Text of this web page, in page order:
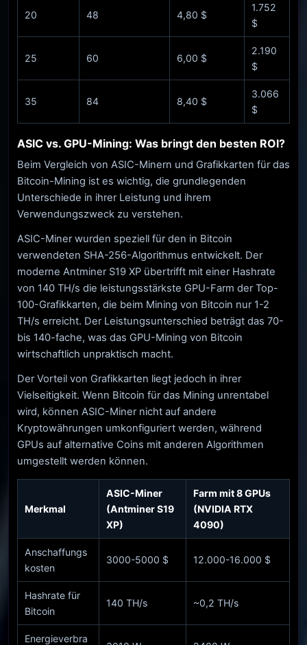
20 48 4,80 $
1.752
$
25 60 6,00 $
2.190
$
35 84 8,40 $
3.066
$
ASIC vs. GPU-Mining: Was bringt den besten ROI?
Beim Vergleich von ASIC-Minern und Grafikkarten für das
Bitcoin-Mining ist es wichtig, die grundlegenden
Unterschiede in ihrer Leistung und ihrem
Verwendungszweck zu verstehen.
ASIC-Miner wurden speziell für den in Bitcoin
verwendeten SHA-256-Algorithmus entwickelt. Der
moderne Antminer S19 XP übertrifft mit einer Hashrate
von 140 TH/s die leistungsstärkste GPU-Farm der Top-
100-Grafikkarten, die beim Mining von Bitcoin nur 1-2
TH/s erreicht. Der Leistungsunterschied beträgt das 70-
bis 140-fache, was das GPU-Mining von Bitcoin
wirtschaftlich unpraktisch macht.
Der Vorteil von Grafikkarten liegt jedoch in ihrer
Vielseitigkeit. Wenn Bitcoin für das Mining unrentabel
wird, können ASIC-Miner nicht auf andere
Kryptowährungen umkonfiguriert werden, während
GPUs auf alternative Coins mit anderen Algorithmen
umgestellt werden können.
Merkmal
ASIC-Miner
(Antminer S19
XP)
Farm mit 8 GPUs
(NVIDIA RTX
4090)
Anschaffungs
kosten
3000-5000 $ 12.000-16.000 $
Hashrate für
Bitcoin
140 TH/s ~0,2 TH/s
Energieverbra